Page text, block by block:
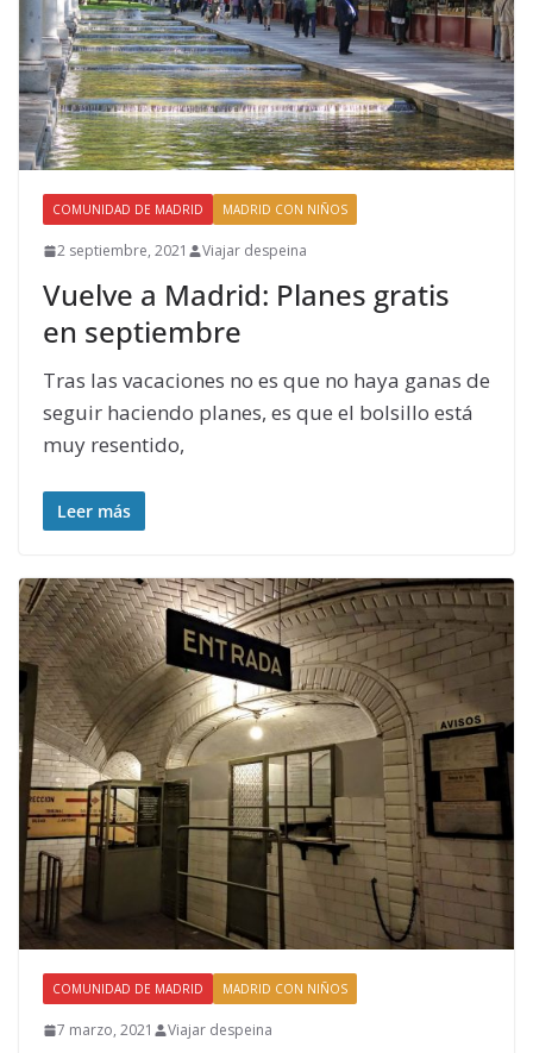
COMUNIDAD DE MADRID MADRID CON NIÑOS
2 septiembre, 2021 Viajar despeina
Vuelve a Madrid: Planes gratis
en septiembre
Tras las vacaciones no es que no haya ganas de
seguir haciendo planes, es que el bolsillo está
muy resentido,
Leer más
COMUNIDAD DE MADRID MADRID CON NIÑOS
7 marzo, 2021 Viajar despeina